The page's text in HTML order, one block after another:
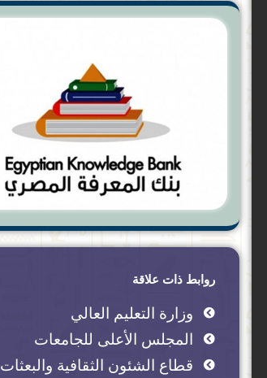
روابط ذات علاقة
وزارة التعليم العالي
المجلس الأعلى للجامعات
قطاع الشئون الثقافية والبعثات